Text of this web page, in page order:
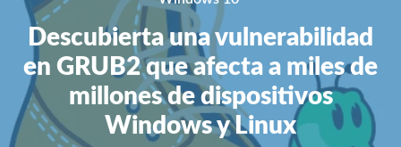
Descubierta una vulnerabilidad
en GRUB2 que afecta a miles de
millones de dispositivos
Windows y Linux